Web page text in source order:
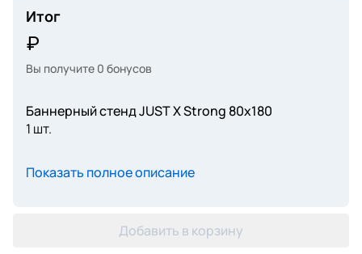
Итог
Вы получите 0 бонусов
Баннерный стенд JUST X Strong 80х180
1 шт.
Показать полное описание
Добавить в корзину